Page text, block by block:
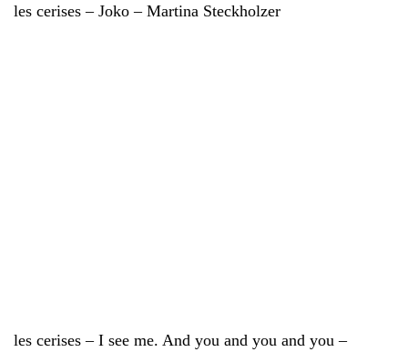
les cerises – Joko – Martina Steckholzer
les cerises – I see me. And you and you and you –